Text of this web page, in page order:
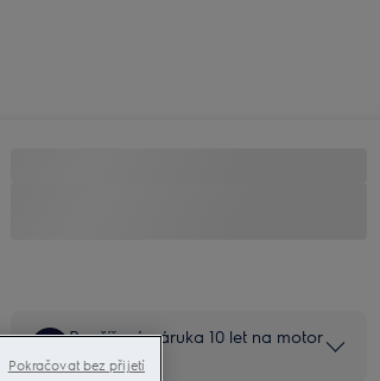
Rozšířená záruka 10 let na motor
vysavače
Pokračovat bez přijetí